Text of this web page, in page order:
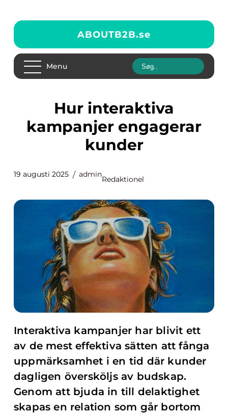
ABOUTB2B.se
Menu
Hur interaktiva
kampanjer engagerar
kunder
19 augusti 2025 admin
Redaktionel
Interaktiva kampanjer har blivit ett
av de mest effektiva sätten att fånga
uppmärksamhet i en tid där kunder
dagligen översköljs av budskap.
Genom att bjuda in till delaktighet
skapas en relation som går bortom